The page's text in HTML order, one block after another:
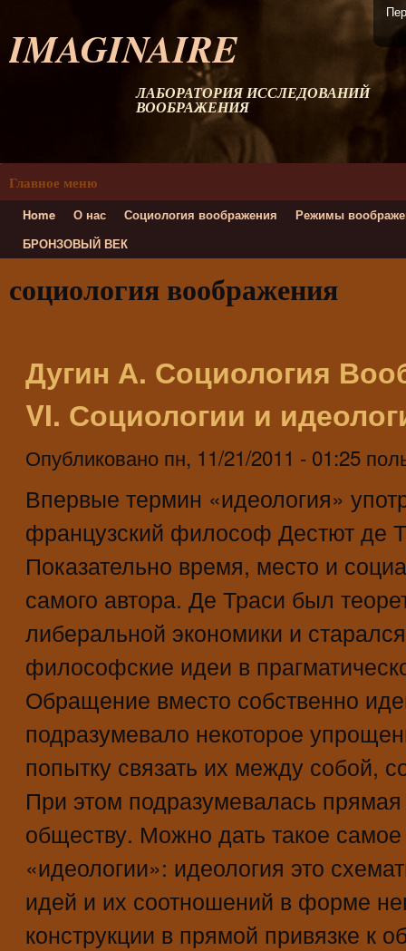
IMAGINAIRE
ЛАБОРАТОРИЯ ИССЛЕДОВАНИЙ
ВООБРАЖЕНИЯ
Главное меню
Home О нас Социология воображения
Режимы
БРОНЗОВЫЙ ВЕК
социология воображения
Дугин А. Социология
VI. Социологии и
Опубликовано пн, 11/21/2011 - 01:25
Впервые термин «идеология»
французский философ Дестют де
Показательно время, место и
самого автора. Де Траси был
либеральной экономики и
философские идеи в
Обращение вместо собственно
подразумевало некоторое
попытку связать их между собой,
При этом подразумевалась
обществу. Можно дать такое
«идеологии»: идеология это
идей и их соотношений в форме
конструкции в прямой привязке к